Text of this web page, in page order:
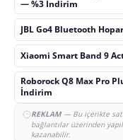
— %3 İndirim
JBL Go4 Bluetooth
Xiaomi Smart Band 9
Roborock Q8 Max Pro
İndirim
REKLAM— Bu içerikte
bağlantılar üzerinden
kazanabilir.